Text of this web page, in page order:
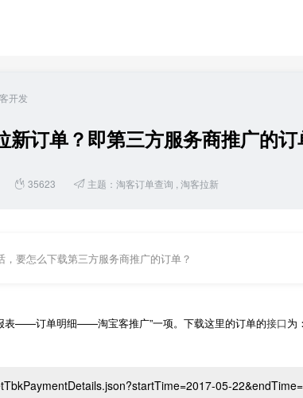
开发
新订单？即第三方服务商推广的订
35623 主题： 淘客订单查询 淘客拉新
要怎么下载第三方服务商推广的订单？
表——订单明细——淘宝客推广”一项。下载这里的订单的接口为：
05-